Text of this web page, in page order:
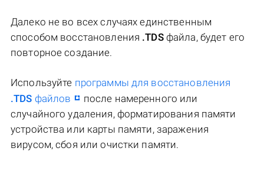
Далеко не во всех случаях единственным
способом восстановления .TDSфайла, будет его
повторное создание.
Используйте программы для восстановления
.TDS файлов
после намеренного или
случайного удаления, форматирования памяти
устройства или карты памяти, заражения
вирусом, сбоя или очистки памяти.